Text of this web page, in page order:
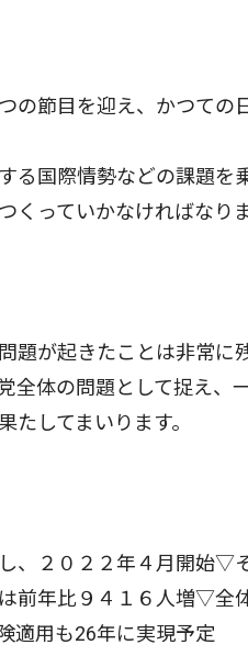
節目を迎え、かつての
る国際情勢などの課題を
くっていかなければなりま
が起きたことは非常に
全体の問題として捉え、
たしてまいります。
、２０２２年４月開始▽
前年比９４１６人増▽全
適用も26年に実現予定